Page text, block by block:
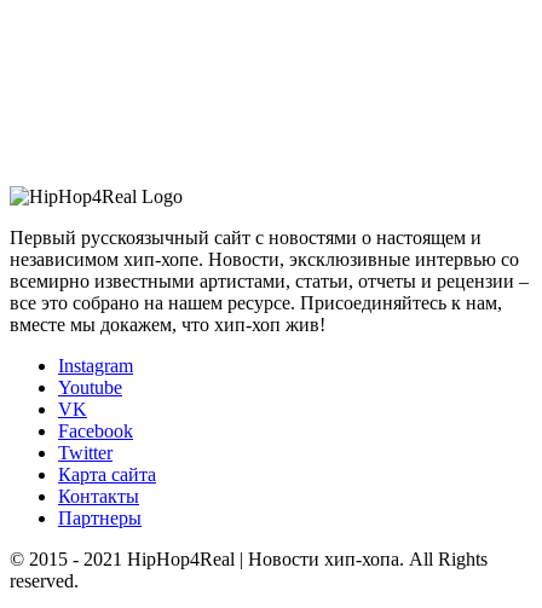
Первый русскоязычный сайт с новостями о настоящем и
независимом хип-хопе. Новости, эксклюзивные интервью со
всемирно известными артистами, статьи, отчеты и рецензии –
все это собрано на нашем ресурсе. Присоединяйтесь к нам,
вместе мы докажем, что хип-хоп жив!
Instagram
Youtube
VK
Facebook
Twitter
Карта сайта
Контакты
Партнеры
© 2015 - 2021 HipHop4Real | Новости хип-хопа. All Rights
reserved.